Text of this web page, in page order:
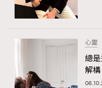
AFrenchMind
EmpowerF
心靈
總
解